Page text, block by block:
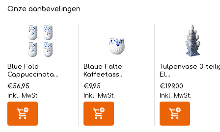
Onze aanbevelingen
Blue Fold
Cappuccinota...
€56,95
Inkl. MwSt.
Blaue Falte
Kaffeetass...
€9,95
Inkl. MwSt.
Tulpenvase 3-
El...
€199,00
Inkl. MwSt.